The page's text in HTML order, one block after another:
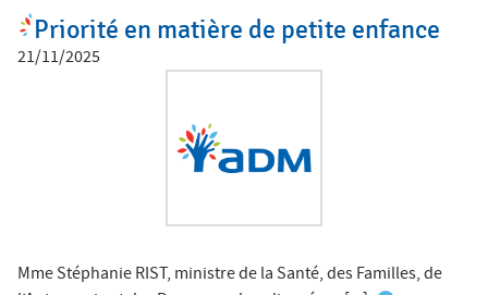
Priorité en matière de petite enfance
21/11/2025
Mme Stéphanie RIST, ministre de la Santé, des Familles, de